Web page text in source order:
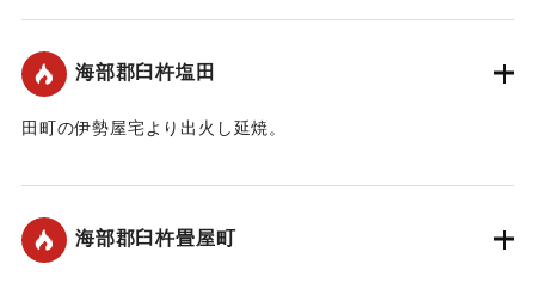
いうことが上げられると思います。破壊を逃れた二基の標柱
だけが市立図書館に移され、ひっそりと庭の片隅に立てられ
ています。
｜固有コード:
｜固有コード:00109001
海部郡臼杵塩田
田町の伊勢屋宅より出火し延焼。
｜固有コード:00109002
海部郡臼杵畳屋町